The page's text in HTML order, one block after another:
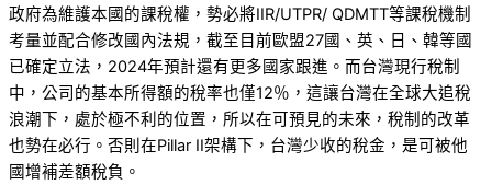
政府為維護本國的課稅權，勢必將IIR/UTPR/ QDMTT等課稅機制
考量並配合修改國內法規，截至目前歐盟27國、英、日、韓等國
已確定立法，2024年預計還有更多國家跟進。而台灣現行稅制
中，公司的基本所得額的稅率也僅12％，這讓台灣在全球大追稅
浪潮下，處於極不利的位置，所以在可預見的未來，稅制的改革
也勢在必行。否則在Pillar II架構下，台灣少收的稅金，是可被他
國增補差額稅負。